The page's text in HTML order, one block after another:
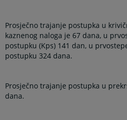
Prosječno trajanje postupka u
kaznenog naloga je 67 dana, u
postupku (Kps) 141 dan, u
postupku 324 dana.
Prosječno trajanje postupka u
dana.